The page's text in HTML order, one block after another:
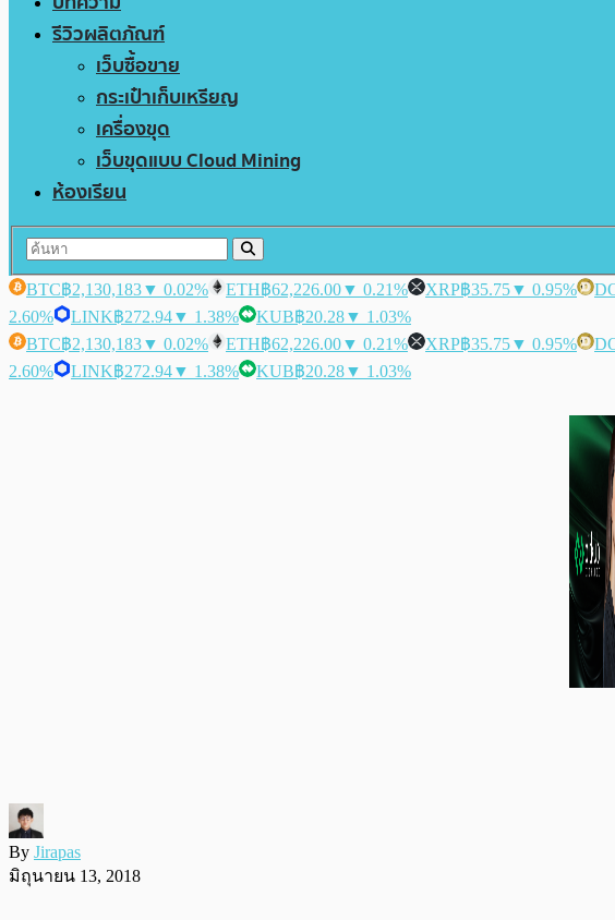
รีวิวผลิตภัณฑ์
เว็บซื้อขาย
กระเป๋าเก็บเหรียญ
เครื่องขุด
เว็บขุดแบบ Cloud Mining
ห้องเรียน
BTC฿2,130,183▼ 0.02% ETH฿62,226.00▼ 0.21% XRP฿35.75▼ 0.95%
2.60%
LINK฿272.94▼ 1.38% KUB฿20.28▼ 1.03%
BTC฿2,130,183▼ 0.02% ETH฿62,226.00▼ 0.21% XRP฿35.75▼ 0.95%
2.60%
LINK฿272.94▼ 1.38% KUB฿20.28▼ 1.03%
By Jirapas
มิถุนายน 13, 2018